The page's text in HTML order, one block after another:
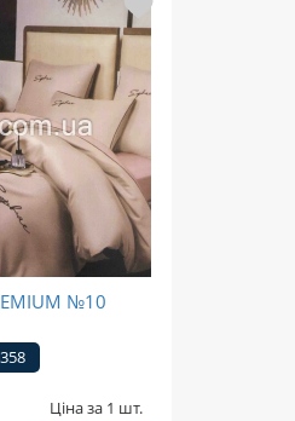
№10
Ціна за 1 шт.